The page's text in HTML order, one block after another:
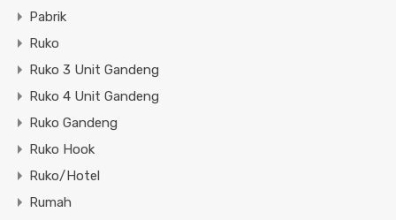
Pabrik
Ruko
Ruko 3 Unit Gandeng
Ruko 4 Unit Gandeng
Ruko Gandeng
Ruko Hook
Ruko/Hotel
Rumah